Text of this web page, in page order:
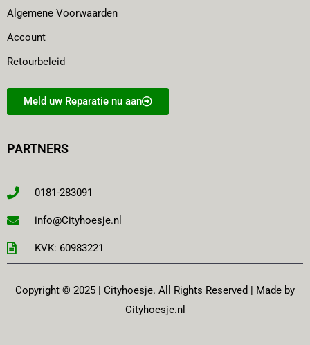
Algemene Voorwaarden
Account
Retourbeleid
Meld uw Reparatie nu aan
PARTNERS
0181-283091
info@Cityhoesje.nl
KVK: 60983221
Copyright © 2025 | Cityhoesje. All Rights Reserved | Made by
Cityhoesje.nl